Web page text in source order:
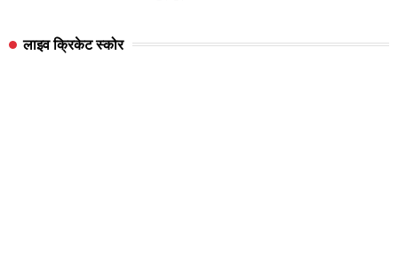
लाइव क्रिकेट स्कोर